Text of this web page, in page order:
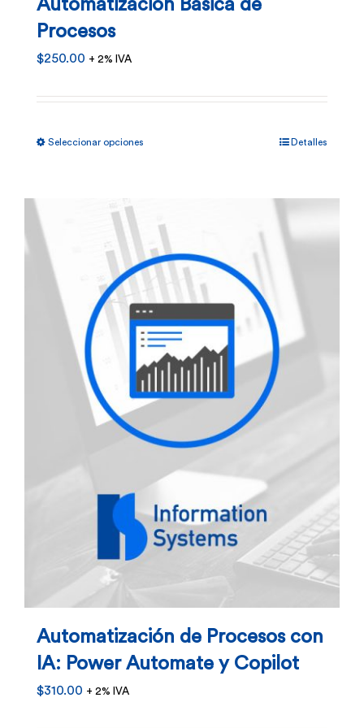
Automatización Básica de
Procesos
$250.00 + 2% IVA
Seleccionar opciones
variantes.
Las
opciones
se
pueden
elegir
página
Detalles
Automatización de Procesos con
IA: Power Automate y Copilot
$310.00 + 2% IVA